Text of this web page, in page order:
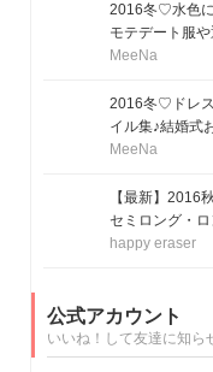
2016冬♡水色
モテデート服
MeeNa
2016冬♡ドレ
イル集♪結婚式
MeeNa
【最新】2016
セミロング・ロ
happy eraser
公式アカウント
いいね！して友達に知ら